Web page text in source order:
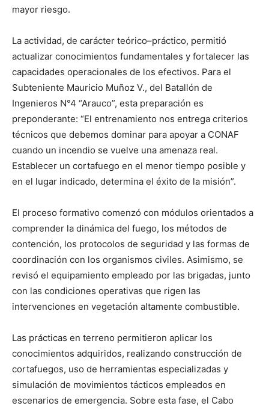
mayor riesgo.
La actividad, de carácter teórico–práctico, permitió
actualizar conocimientos fundamentales y fortalecer las
capacidades operacionales de los efectivos. Para el
Subteniente Mauricio Muñoz V., del Batallón de
Ingenieros N°4 “Arauco”, esta preparación es
preponderante: “El entrenamiento nos entrega criterios
técnicos que debemos dominar para apoyar a CONAF
cuando un incendio se vuelve una amenaza real.
Establecer un cortafuego en el menor tiempo posible y
en el lugar indicado, determina el éxito de la misión”.
El proceso formativo comenzó con módulos orientados a
comprender la dinámica del fuego, los métodos de
contención, los protocolos de seguridad y las formas de
coordinación con los organismos civiles. Asimismo, se
revisó el equipamiento empleado por las brigadas, junto
con las condiciones operativas que rigen las
intervenciones en vegetación altamente combustible.
Las prácticas en terreno permitieron aplicar los
conocimientos adquiridos, realizando construcción de
cortafuegos, uso de herramientas especializadas y
simulación de movimientos tácticos empleados en
escenarios de emergencia. Sobre esta fase, el Cabo